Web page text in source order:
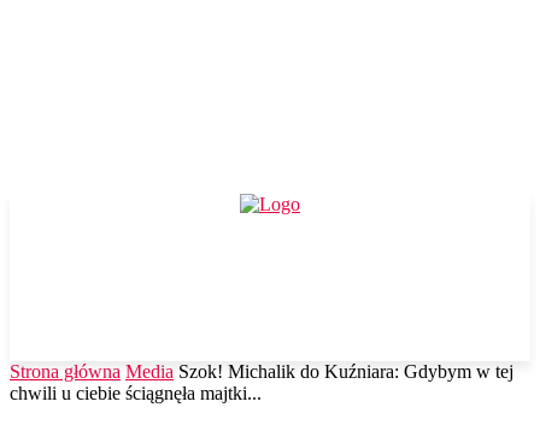
Strona główna Media Szok! Michalik do Kuźniara: Gdybym w tej
chwili u ciebie ściągnęła majtki...